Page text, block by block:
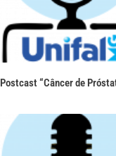
Postcast “Câncer de